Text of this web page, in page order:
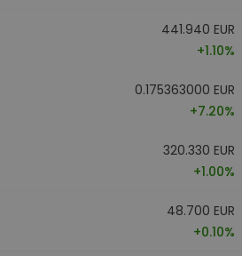
441.940 EUR
+1.10%
0.175363000 EUR
+7.20%
320.330 EUR
+1.00%
48.700 EUR
+0.10%